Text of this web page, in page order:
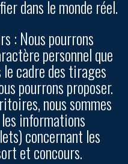
dans le monde réel.
: Nous pourrons
personnel que
le cadre des tirages
pourrons proposer.
nous sommes
informations
concernant les
et concours.